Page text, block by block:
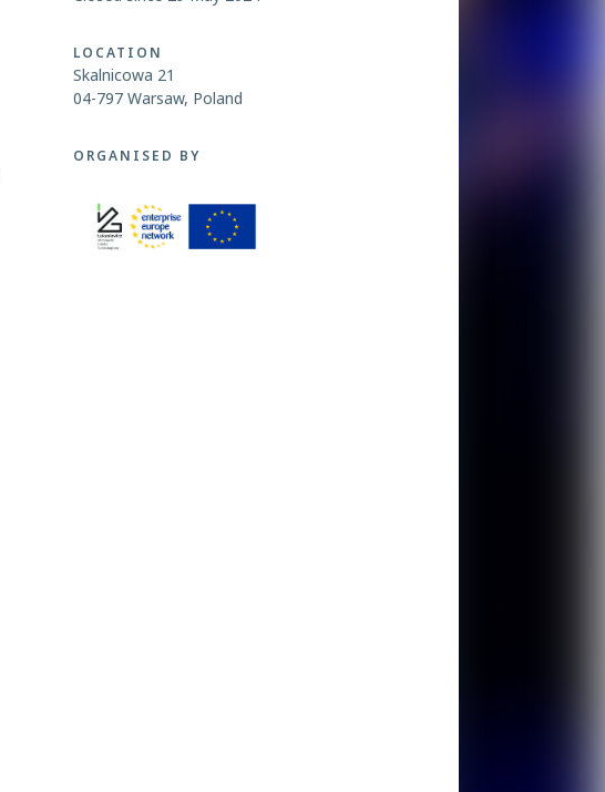
LOCATION
Skalnicowa 21
04-797 Warsaw, Poland
ORGANISED BY